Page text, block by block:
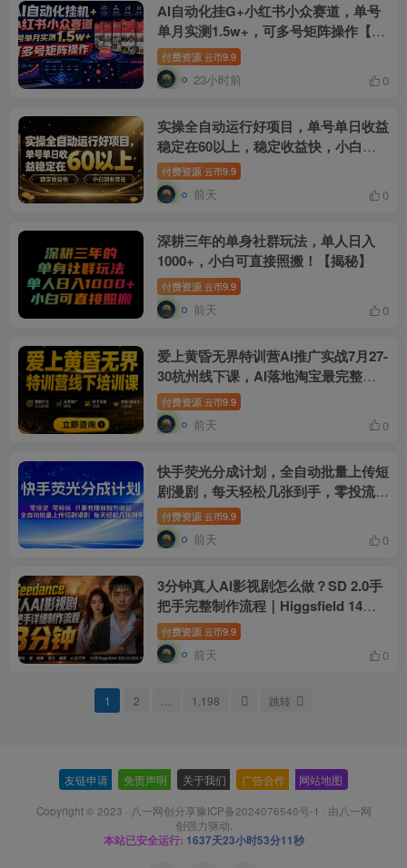
AI自动化挂G+小红书小众赛道，单号
单月实测1.5w+，可多号矩阵操作【揭
秘】
付费资源 云币9.9
23小时前 0
实操全自动运行好项目，单号单日收益
稳定在60以上，稳定收益快，小白副
业首选【揭秘】
付费资源 云币9.9
前天 0
深耕三年的单身社群玩法，单人日入
1000+，小白可直接照搬！【揭秘】
付费资源 云币9.9
前天 0
爱上黄昏无界特训营AI推广实战7月27-
30杭州线下课，AI落地淘宝最完整的
课程，学天猫淘宝的老板必看
付费资源 云币9.9
前天 0
快手荧光分成计划，全自动批量上传短
剧漫剧，每天轻松几张到手，零投流零
粉丝，只要有播放就有收益【揭秘】
付费资源 云币9.9
前天 0
3分钟真人AI影视剧怎么做？SD 2.0手
把手完整制作流程｜Higgsfield 14天
SD 2.0/2.5无限生成
付费资源 云币9.9
前天 0
1 2 1,198 跳转
友链申请 免责声明 关于我们 广告合作 网站地图
Copyright © 2023 · 八一网创分享豫ICP备2024076540号-1 · 由八一网
创强力驱动.
本站已安全运行: 1637天23小时53分11秒